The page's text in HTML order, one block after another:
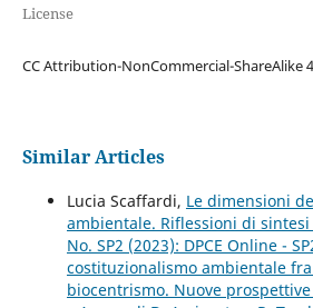
License
CC Attribution-NonCommercial-ShareAlike
Similar Articles
Lucia Scaffardi, Le dimensioni
ambientale. Riflessioni di sintesi
No. SP2 (2023): DPCE Online -
costituzionalismo ambientale
biocentrismo. Nuove